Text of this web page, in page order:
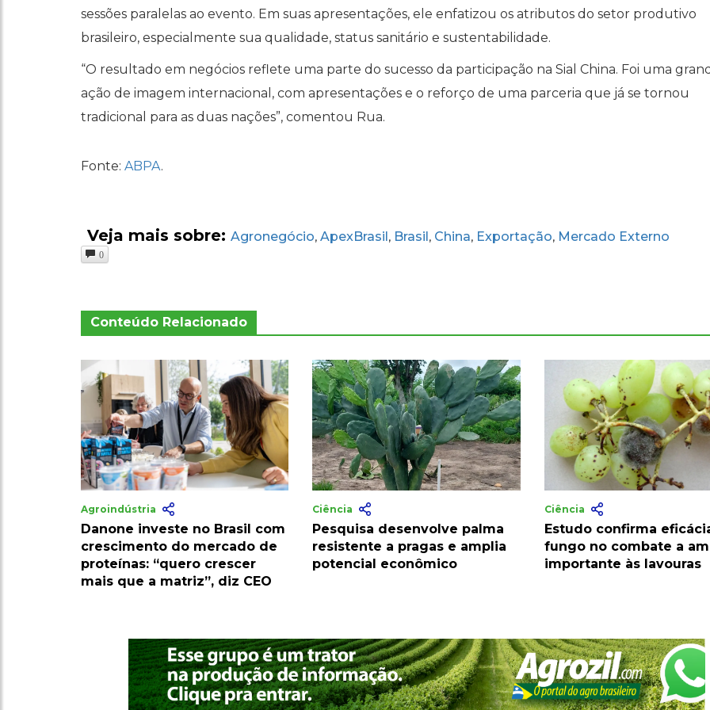
sessões paralelas ao evento. Em suas apresentações, ele enfatizou os atributos do setor produtivo
brasileiro, especialmente sua qualidade, status sanitário e sustentabilidade.
“O resultado em negócios reflete uma parte do sucesso da participação na Sial China. Foi uma
ação de imagem internacional, com apresentações e o reforço de uma parceria que já se tornou
tradicional para as duas nações”, comentou Rua.
Fonte: ABPA.
Veja mais sobre: Agronegócio, ApexBrasil , Brasil , China, Exportação, Mercado Externo
0
Conteúdo Relacionado
Agroindústria
Danone investe no Brasil com
crescimento do mercado de
proteínas: “quero crescer
mais que a matriz”, diz CEO
Ciência
Pesquisa desenvolve palma
resistente a pragas e amplia
potencial econômico
Ciência
Estudo confirma
fungo no combate a
importante às lavouras